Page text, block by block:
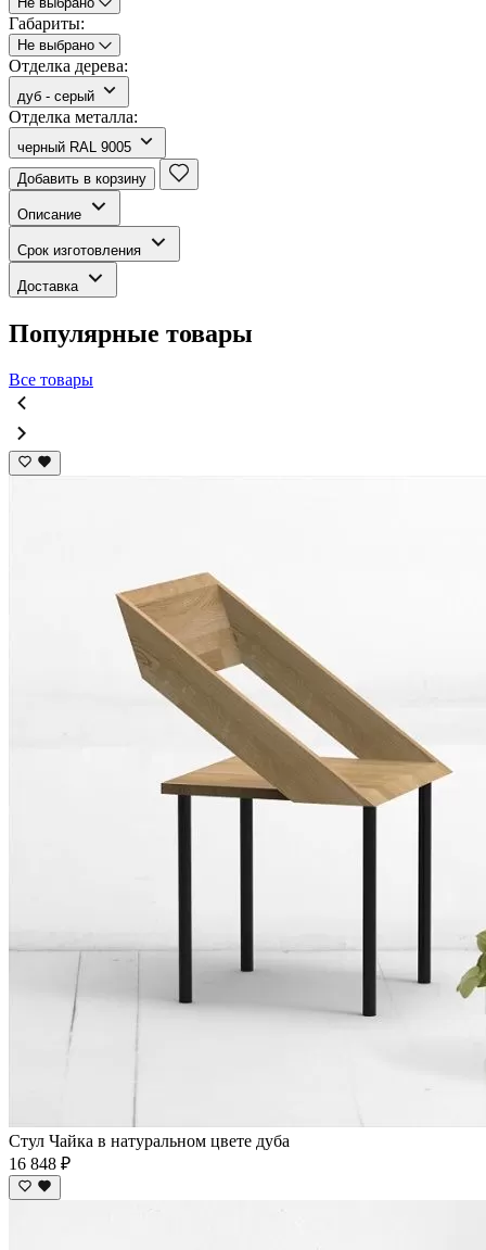
Габариты:
Не выбрано
Отделка дерева:
дуб - серый
Отделка металла:
черный RAL 9005
Добавить в корзину
Описание
Срок изготовления
Доставка
Популярные товары
Все товары
Стул Чайка в натуральном цвете дуба
16 848 ₽